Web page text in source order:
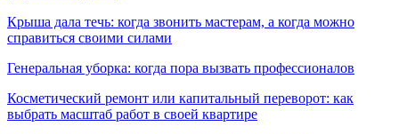
Крыша дала течь: когда звонить мастерам, а когда можно
справиться своими силами
Генеральная уборка: когда пора вызвать профессионалов
Косметический ремонт или капитальный переворот: как
выбрать масштаб работ в своей квартире